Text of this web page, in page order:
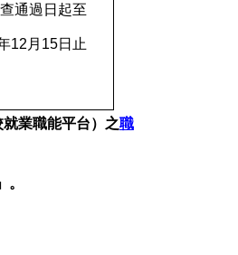
通過日起至
12月15日止
就業職能平台）之職